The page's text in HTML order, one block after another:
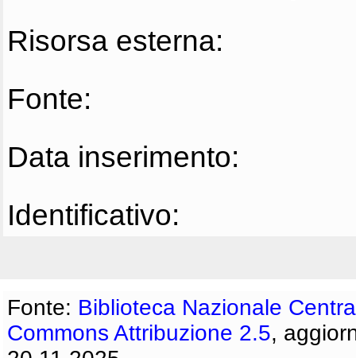
Risorsa esterna:
Fonte:
Data inserimento:
Identificativo:
Fonte: Biblioteca Nazionale
Commons Attribuzione 2.5,